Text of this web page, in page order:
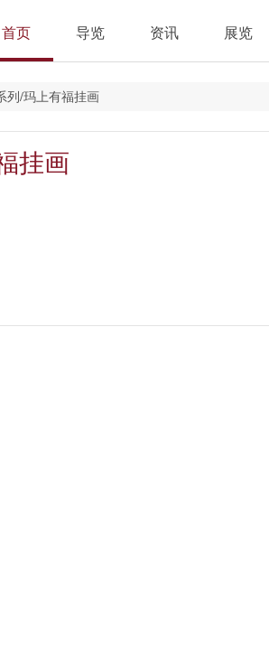
首页 导览 资讯 展览
列/玛上有福挂画
挂画